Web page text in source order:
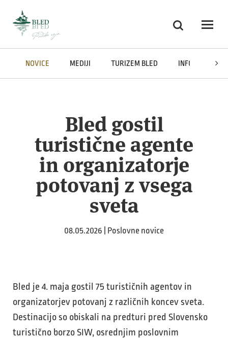
Iskanje
Odpri
NOVICE MEDIJI TURIZEM BLED INFORMACIJE
Bled gostil
turistične agente
in organizatorje
potovanj z vsega
sveta
08.05.2026 | Poslovne novice
Bled je 4. maja gostil 75 turističnih agentov in
organizatorjev potovanj z različnih koncev sveta.
Destinacijo so obiskali na predturi pred Slovensko
turistično borzo SIW, osrednjim poslovnim